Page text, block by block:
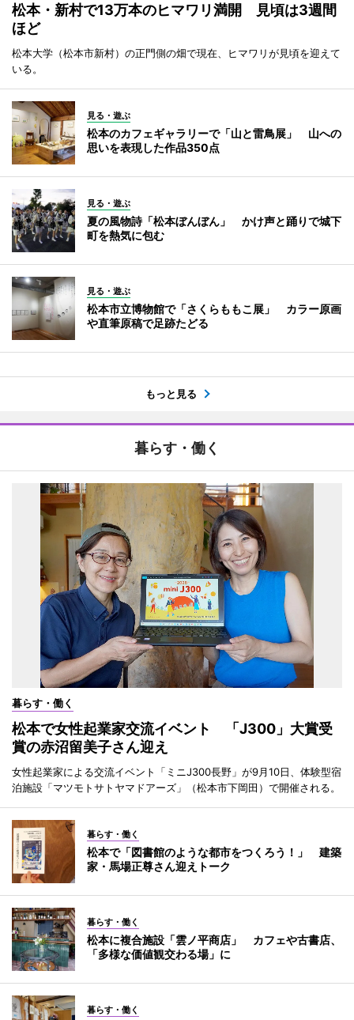
松本・新村で13万本のヒマワリ満開 見頃は3週間
ほど
松本大学（松本市新村）の正門側の畑で現在、ヒマワリが見頃を迎えて
いる。
見る・遊ぶ
松本のカフェギャラリーで「山と雷鳥展」 山への
思いを表現した作品350点
見る・遊ぶ
夏の風物詩「松本ぼんぼん」 かけ声と踊りで城下
町を熱気に包む
見る・遊ぶ
松本市立博物館で「さくらももこ展」 カラー原画
や直筆原稿で足跡たどる
もっと見る
暮らす・働く
暮らす・働く
松本で女性起業家交流イベント 「J300」大賞受
賞の赤沼留美子さん迎え
女性起業家による交流イベント「ミニJ300長野」が9月10日、体験型宿
泊施設「マツモトサトヤマドアーズ」（松本市下岡田）で開催される。
暮らす・働く
松本で「図書館のような都市をつくろう！」 建築
家・馬場正尊さん迎えトーク
暮らす・働く
松本に複合施設「雲ノ平商店」 カフェや古書店、
「多様な価値観交わる場」に
暮らす・働く